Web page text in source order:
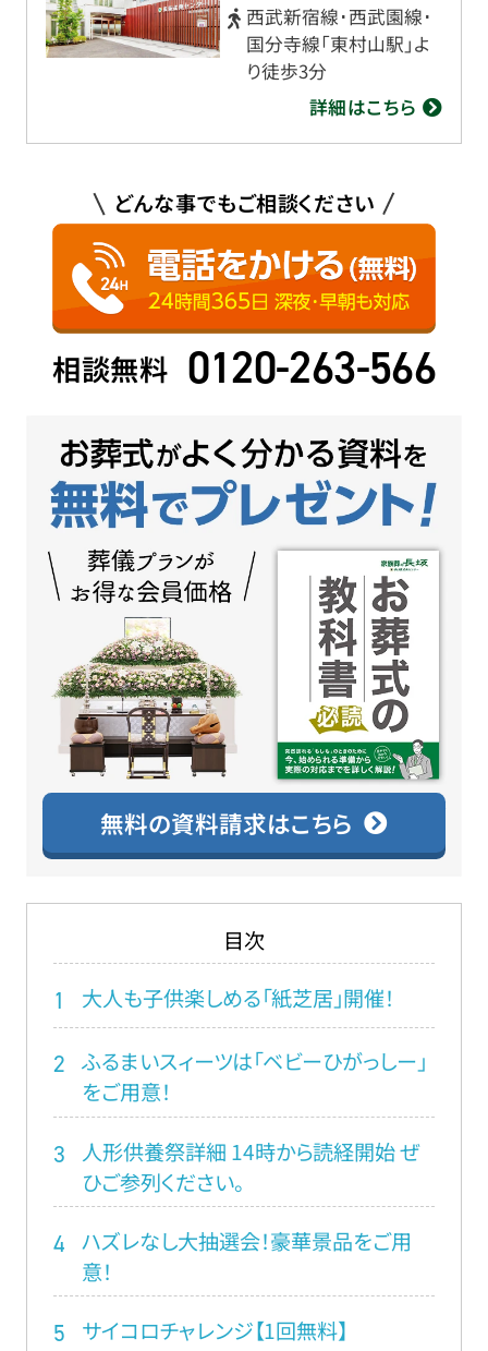
西武新宿線･西武園線･
国分寺線「東村山駅」よ
り徒歩3分
詳細はこちら
どんな事でもご相談ください
相談無料 0120-263-566
無料の資料請求はこちら
目次
1 大人も子供楽しめる「紙芝居」開催！
2
ふるまいスィーツは「ベビーひがっしー」
をご用意！
3
人形供養祭詳細 14時から読経開始 ぜ
ひご参列ください。
4
ハズレなし大抽選会！豪華景品をご用
意！
5 サイコロチャレンジ【1回無料】